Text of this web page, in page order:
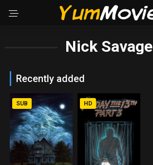
Nick Savage
Recently added
SUB HD